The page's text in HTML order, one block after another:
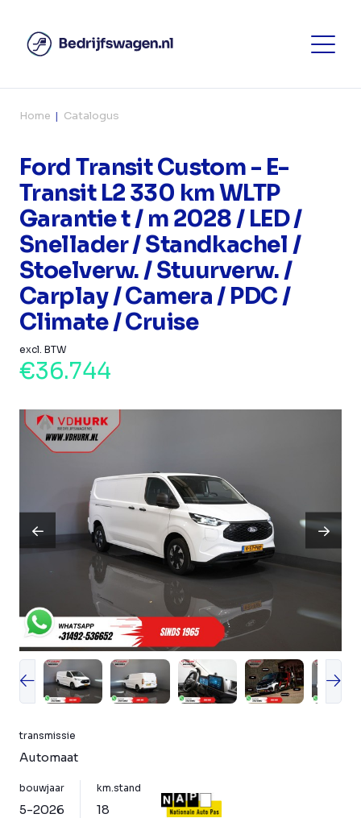
Home Catalogus
Ford Transit Custom - E-
Transit L2 330 km WLTP
Garantie t / m 2028 / LED /
Snellader / Standkachel /
Stoelverw. / Stuurverw. /
Carplay / Camera / PDC /
Climate / Cruise
excl. BTW
€36.744
transmissie
Automaat
bouwjaar
5-2026
km.stand
18